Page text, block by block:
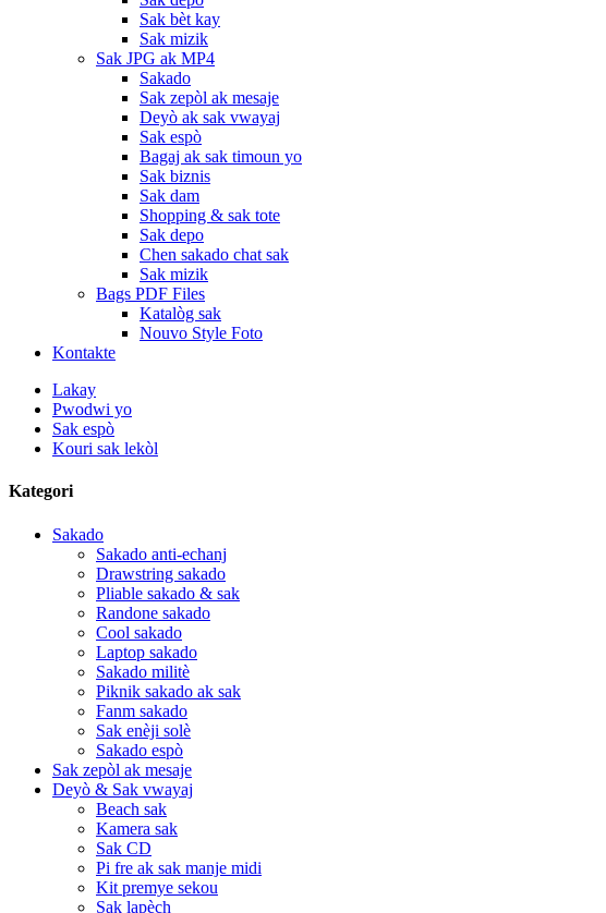
Sak bèt kay
Sak mizik
Sak JPG ak MP4
Sakado
Sak zepòl ak mesaje
Deyò ak sak vwayaj
Sak espò
Bagaj ak sak timoun yo
Sak biznis
Sak dam
Shopping & sak tote
Sak depo
Chen sakado chat sak
Sak mizik
Bags PDF Files
Katalòg sak
Nouvo Style Foto
Kontakte
Lakay
Pwodwi yo
Sak espò
Kouri sak lekòl
Kategori
Sakado
Sakado anti-echanj
Drawstring sakado
Pliable sakado & sak
Randone sakado
Cool sakado
Laptop sakado
Sakado militè
Piknik sakado ak sak
Fanm sakado
Sak enèji solè
Sakado espò
Sak zepòl ak mesaje
Deyò & Sak vwayaj
Beach sak
Kamera sak
Sak CD
Pi fre ak sak manje midi
Kit premye sekou
Sak lapèch